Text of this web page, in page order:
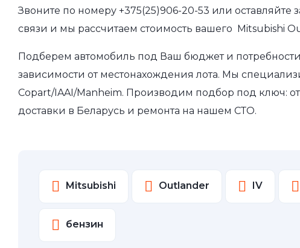
Звоните по номеру +375(25)906-20-53 или оставляйте
связи и мы рассчитаем стоимость вашего Mitsubishi
Подберем автомобиль под Ваш бюджет и
зависимости от местонахождения лота. Мы
Copart/IAAI/Manheim. Производим подбор под ключ:
доставки в Беларусь и ремонта на нашем СТО.
Mitsubishi Outlander IV
бензин